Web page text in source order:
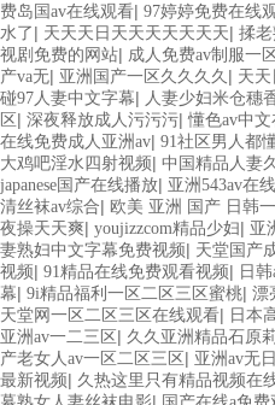
费岛国av在线观看| 97婷婷免费在线
水了 | 天天天日天天天天天天天| 揉老
视剧免费的网站| 成人免费av制服一
产va无| 亚洲国产一区久久久久 | 天
碰97人妻中文字幕| 人妻少妇米仓穗
区 | 深夜释放成人污污污|懂色av中
在线免费成人亚洲av| 91社区男人都
大鸡吧淫水四射视频| 中国精品人妻
japanese国产在线播放| 亚洲543av在
清丝袜av综合| 欧美 亚洲 国产 日韩一
夜操天天爽| youjizzcom精品少妇| 亚
妻熟妇中文字幕免费视频| 天堂国产
视频| 91精品在线免费观看视频| 日
幕| 9i精品福利一区二区三区蜜桃| 漂
天堂网一区二区三区在线观看| 日本
亚洲av一二三区 | 久久亚洲精品石原
产老女人av一区二区三区 | 亚洲av无
最新视频| 久热这里只有精品视频在